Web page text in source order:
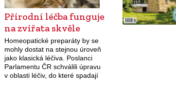
Přírodní léčba funguje
na zvířata skvěle
Homeopatické preparáty by se
mohly dostat na stejnou úroveň
jako klasická léčiva. Poslanci
Parlamentu ČR schválili úpravu
v oblasti léčiv, do které spadají